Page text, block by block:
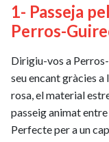
1- Passeja
Perros-
Dirigiu-vos a
seu encant gràcies
rosa, el material
passeig animat
Perfecte per a un